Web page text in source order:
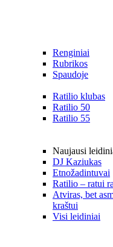
Renginiai
Rubrikos
Spaudoje
Ratilio klubas
Ratilio 50
Ratilio 55
Naujausi
DJ Kaziukas
Etnožadintuvai
Ratilio – ratui
Atviras, bet
kraštui
Visi leidiniai